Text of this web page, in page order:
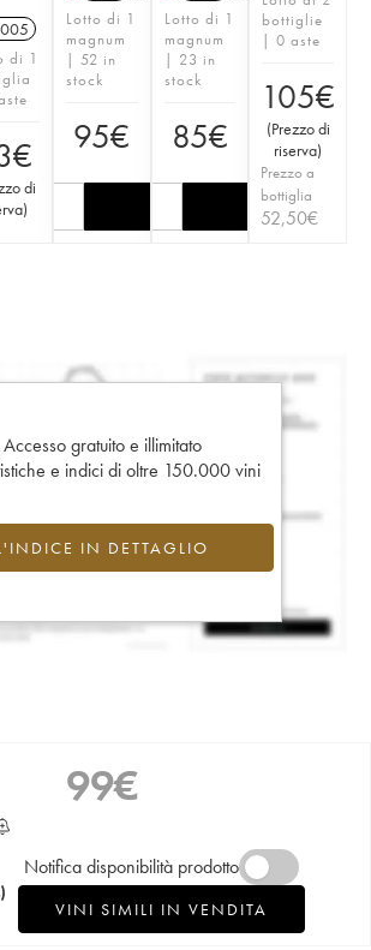
di 1
€
di
)
Lotto di 1
magnum
| 52 in
stock
95€
Lotto di 1
magnum
| 23 in
stock
85€
bottiglie
| 0 aste
105€
(Prezzo di
riserva)
Prezzo a
bottiglia
52,50€
Accesso gratuito e illimitato
e indici di oltre 150.000 vini
IN DETTAGLIO
99€
Notifica disponibilità prodotto
VINI SIMILI IN VENDITA